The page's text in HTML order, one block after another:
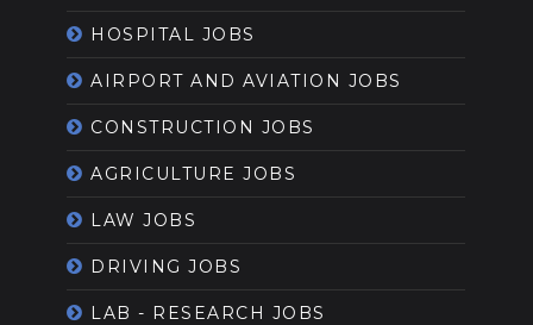
HOSPITAL JOBS
AIRPORT AND AVIATION JOBS
CONSTRUCTION JOBS
AGRICULTURE JOBS
LAW JOBS
DRIVING JOBS
LAB - RESEARCH JOBS